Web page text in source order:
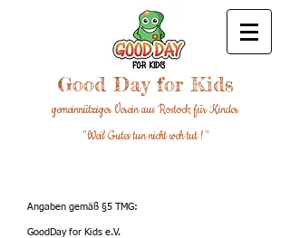
Good Day for Kids
gemeinnütziger Verein aus Rostock für Kinder
"Weil Gutes tun nicht weh tut ! "
Angaben gemäß §5 TMG:
GoodDay for Kids e.V.